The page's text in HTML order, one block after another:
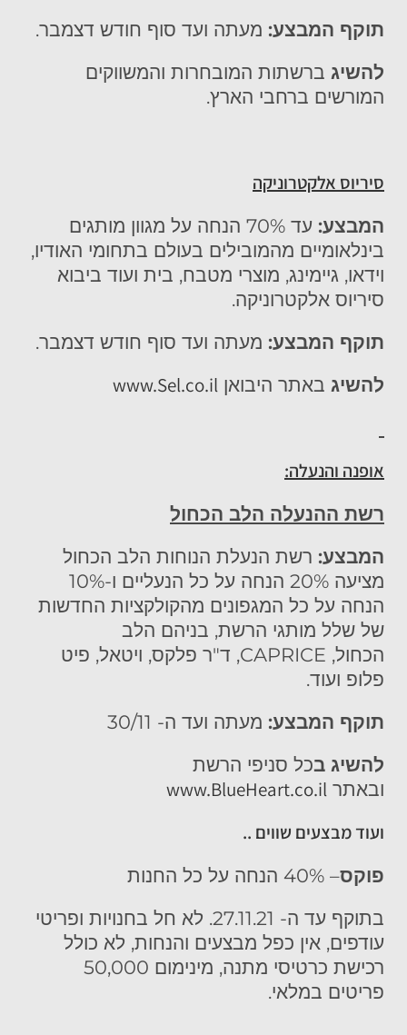
תוקף המבצע: מעתה ועד סוף חודש דצמבר.
להשיג ברשתות המובחרות והמשווקים
המורשים ברחבי הארץ.
סיריוס אלקטרוניקה
המבצע:
עד 70% הנחה על מגוון מותגים
בינלאומיים מהמובילים בעולם בתחומי האודיו,
וידאו, גיימינג, מוצרי מטבח, בית ועוד ביבוא
סיריוס אלקטרוניקה.
תוקף המבצע: מעתה ועד סוף חודש דצמבר.
להשיג באתר היבואן www.Sel.co.il
אופנה והנעלה:
רשת ההנעלה הלב הכחול
המבצע: רשת הנעלת הנוחות הלב הכחול
מציעה 20% הנחה על כל הנעליים ו-10%
הנחה על כל המגפונים מהקולקציות החדשות
של שלל מותגי הרשת, בניהם הלב
הכחול, CAPRICE, ד"ר פלקס, ויטאל, פיט
פלופ ועוד.
תוקף המבצע: מעתה ועד ה- 30/11
להשיג בכל סניפי הרשת
ובאתר www.BlueHeart.co.il
ועוד מבצעים שווים ..
פוקס– 40% הנחה על כל החנות
בתוקף עד ה- 27.11.21. לא חל בחנויות ופריטי
עודפים, אין כפל מבצעים והנחות, לא כולל
רכישת כרטיסי מתנה, מינימום 50,000
פריטים במלאי.